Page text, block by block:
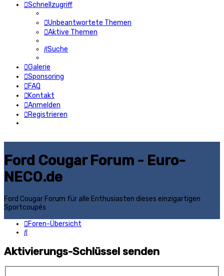
Schnellzugriff
Unbeantwortete Themen
Aktive Themen
Suche
Galerie
Sponsoring
FAQ
Kontakt
Anmelden
Registrieren
Ford Cougar Forum - Euro-
NECO.de
Ford Cougar Forum für alle Enthusiasten dieses einzigartigen
Sportcoupés
Foren-Übersicht
Suche
Aktivierungs-Schlüssel senden